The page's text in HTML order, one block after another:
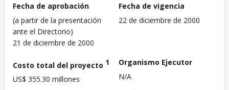
Fecha de aprobación
(a partir de la presentación
ante el Directorio)
21 de diciembre de 2000
Fecha de vigencia
22 de diciembre de 2000
Costo total del proyecto 1
US$ 355.30 millones
Organismo Ejecutor
N/A